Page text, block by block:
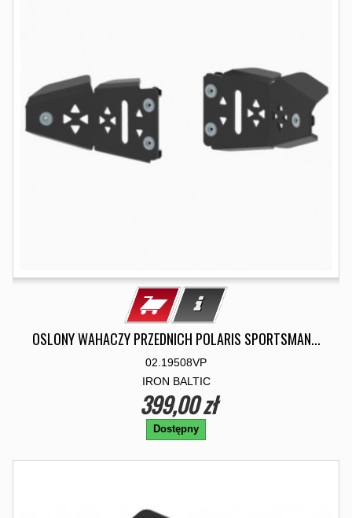
OSLONY WAHACZY PRZEDNICH POLARIS SPORTSMAN...
02.19508VP
IRON BALTIC
399,00 zł
Dostępny